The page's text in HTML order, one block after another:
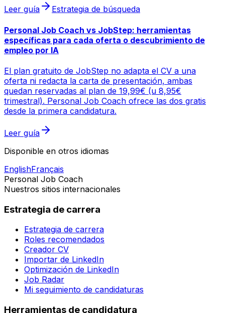
Leer guía Estrategia de búsqueda
Personal Job Coach vs JobStep: herramientas
específicas para cada oferta o descubrimiento de
empleo por IA
El plan gratuito de JobStep no adapta el CV a una
oferta ni redacta la carta de presentación, ambas
quedan reservadas al plan de 19,99€ (u 8,95€
trimestral). Personal Job Coach ofrece las dos gratis
desde la primera candidatura.
Leer guía
Disponible en otros idiomas
EnglishFrançais
Personal Job Coach
Nuestros sitios internacionales
Estrategia de carrera
Estrategia de carrera
Roles recomendados
Creador CV
Importar de LinkedIn
Optimización de LinkedIn
Job Radar
Mi seguimiento de candidaturas
Herramientas de candidatura